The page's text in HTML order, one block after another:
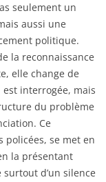
seulement un
aussi une
politique.
la reconnaissance
elle change de
est interrogée, mais
du problème
Ce
policées, se met en
la présentant
d’un silence